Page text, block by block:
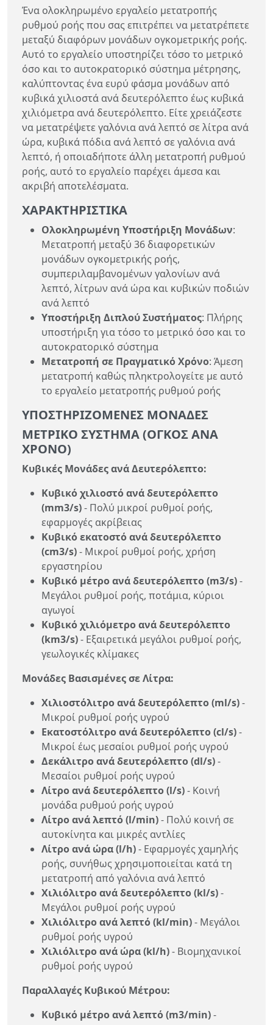
Ένα ολοκληρωμένο εργαλείο μετατροπής
ρυθμού ροής που σας επιτρέπει να μετατρέπετε
μεταξύ διαφόρων μονάδων ογκομετρικής ροής.
Αυτό το εργαλείο υποστηρίζει τόσο το μετρικό
όσο και το αυτοκρατορικό σύστημα μέτρησης,
καλύπτοντας ένα ευρύ φάσμα μονάδων από
κυβικά χιλιοστά ανά δευτερόλεπτο έως κυβικά
χιλιόμετρα ανά δευτερόλεπτο. Είτε χρειάζεστε
να μετατρέψετε γαλόνια ανά λεπτό σε λίτρα ανά
ώρα, κυβικά πόδια ανά λεπτό σε γαλόνια ανά
λεπτό, ή οποιαδήποτε άλλη μετατροπή ρυθμού
ροής, αυτό το εργαλείο παρέχει άμεσα και
ακριβή αποτελέσματα.
ΧΑΡΑΚΤΗΡΙΣΤΙΚΆ
Ολοκληρωμένη Υποστήριξη Μονάδων:
Μετατροπή μεταξύ 36 διαφορετικών
μονάδων ογκομετρικής ροής,
συμπεριλαμβανομένων γαλονίων ανά
λεπτό, λίτρων ανά ώρα και κυβικών ποδιών
ανά λεπτό
Υποστήριξη Διπλού Συστήματος: Πλήρης
υποστήριξη για τόσο το μετρικό όσο και το
αυτοκρατορικό σύστημα
Μετατροπή σε Πραγματικό Χρόνο: Άμεση
μετατροπή καθώς πληκτρολογείτε με αυτό
το εργαλείο μετατροπής ρυθμού ροής
ΥΠΟΣΤΗΡΙΖΌΜΕΝΕΣ ΜΟΝΆΔΕΣ
ΜΕΤΡΙΚΌ ΣΎΣΤΗΜΑ (ΌΓΚΟΣ ΑΝΆ
ΧΡΌΝΟ)
Κυβικές Μονάδες ανά Δευτερόλεπτο:
Κυβικό χιλιοστό ανά δευτερόλεπτο
(mm3/s)- Πολύ μικροί ρυθμοί ροής,
εφαρμογές ακρίβειας
Κυβικό εκατοστό ανά δευτερόλεπτο
(cm3/s)- Μικροί ρυθμοί ροής, χρήση
εργαστηρίου
Κυβικό μέτρο ανά δευτερόλεπτο (m3/s)-
Μεγάλοι ρυθμοί ροής, ποτάμια, κύριοι
αγωγοί
Κυβικό χιλιόμετρο ανά δευτερόλεπτο
(km3/s)- Εξαιρετικά μεγάλοι ρυθμοί ροής,
γεωλογικές κλίμακες
Μονάδες Βασισμένες σε Λίτρα:
Χιλιοστόλιτρο ανά δευτερόλεπτο (ml/s)-
Μικροί ρυθμοί ροής υγρού
Εκατοστόλιτρο ανά δευτερόλεπτο (cl/s)-
Μικροί έως μεσαίοι ρυθμοί ροής υγρού
Δεκάλιτρο ανά δευτερόλεπτο (dl/s)-
Μεσαίοι ρυθμοί ροής υγρού
Λίτρο ανά δευτερόλεπτο (l/s)- Κοινή
μονάδα ρυθμού ροής υγρού
Λίτρο ανά λεπτό (l/min)- Πολύ κοινή σε
αυτοκίνητα και μικρές αντλίες
Λίτρο ανά ώρα (l/h)- Εφαρμογές χαμηλής
ροής, συνήθως χρησιμοποιείται κατά τη
μετατροπή από γαλόνια ανά λεπτό
Χιλιόλιτρο ανά δευτερόλεπτο (kl/s)-
Μεγάλοι ρυθμοί ροής υγρού
Χιλιόλιτρο ανά λεπτό (kl/min)- Μεγάλοι
ρυθμοί ροής υγρού
Χιλιόλιτρο ανά ώρα (kl/h)- Βιομηχανικοί
ρυθμοί ροής υγρού
Παραλλαγές Κυβικού Μέτρου:
Κυβικό μέτρο ανά λεπτό (m3/min)-